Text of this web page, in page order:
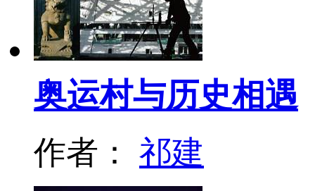
奥运村与历史相遇
作者： 祁建